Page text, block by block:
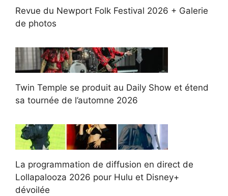
Revue du Newport Folk Festival 2026 + Galerie
de photos
Twin Temple se produit au Daily Show et étend
sa tournée de l’automne 2026
La programmation de diffusion en direct de
Lollapalooza 2026 pour Hulu et Disney+
dévoilée